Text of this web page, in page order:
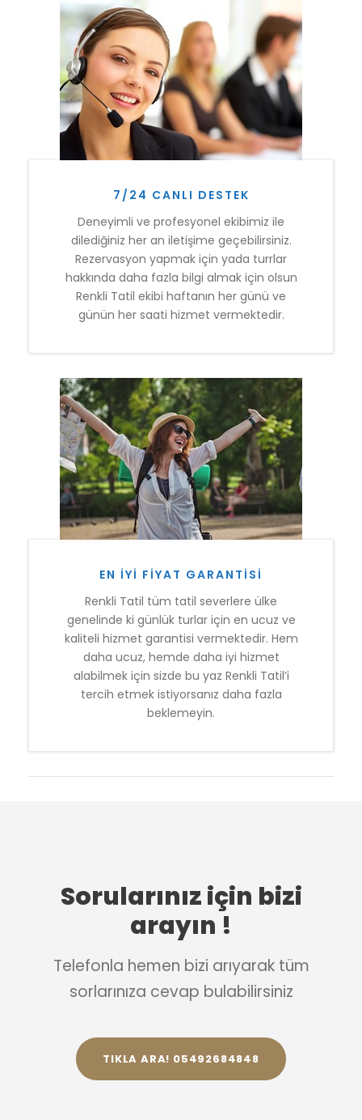
7/24 CANLI DESTEK
Deneyimli ve profesyonel ekibimiz ile
dilediğiniz her an iletişime geçebilirsiniz.
Rezervasyon yapmak için yada turrlar
hakkında daha fazla bilgi almak için olsun
Renkli Tatil ekibi haftanın her günü ve
günün her saati hizmet vermektedir.
EN İYI FIYAT GARANTISI
Renkli Tatil tüm tatil severlere ülke
genelinde ki günlük turlar için en ucuz ve
kaliteli hizmet garantisi vermektedir. Hem
daha ucuz, hemde daha iyi hizmet
alabilmek için sizde bu yaz Renkli Tatil’i
tercih etmek istiyorsanız daha fazla
beklemeyin.
Sorularınız için bizi
arayın !
Telefonla hemen bizi arıyarak tüm
sorlarınıza cevap bulabilirsiniz
TIKLA ARA! 05492684848